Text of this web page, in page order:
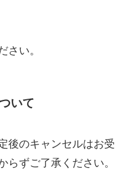
さい。
いて
後のキャンセルはお受
らずご了承ください。